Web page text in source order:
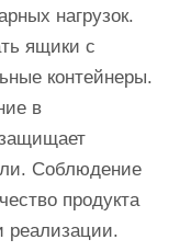
нагрузок.
ящики с
контейнеры.
в
Соблюдение
продукта
реализации.